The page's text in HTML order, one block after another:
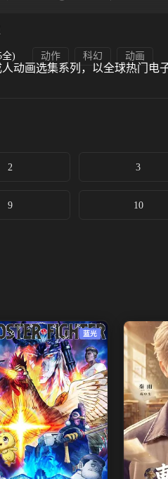
全) 动作 科幻 动画
人动画选集系列，以全球热门
2 3
9 10
蓝光